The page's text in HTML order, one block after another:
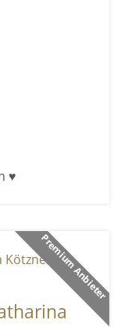
♥
Premium Anbieter